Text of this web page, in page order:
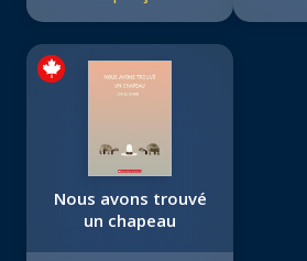
Nous avons trouvé
un chapeau